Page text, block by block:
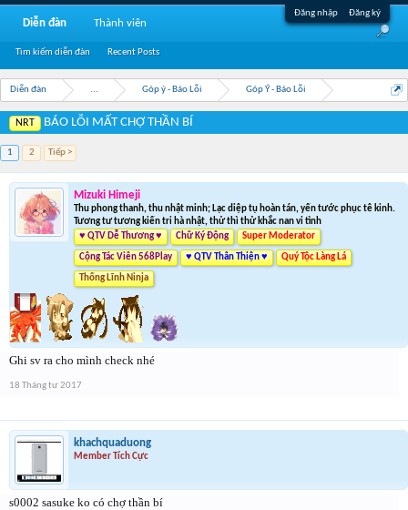
Đăng nhập Đăng ký
Diễn đàn ... Góp ý - Báo Lỗi Góp Ý - Báo Lỗi
NRT BÁO LỖI MẤT CHỢ THẦN BÍ
1 2 Tiếp >
Mizuki Himeji
Thu phong thanh, thu nhật minh; Lạc diệp tụ hoàn tán, yến tước phục tê kinh.
Tương tư tương kiến tri hà nhật, thử thì thử khắc nan vi tình
♥ QTV Dễ Thương ♥
Chữ Ký Động Super Moderator
Cộng Tác Viên 568Play ♥ QTV Thân Thiện ♥ Quý Tộc Làng Lá
Thống Lĩnh Ninja
Ghi sv ra cho mình check nhé
18 Tháng tư 2017
khachquaduong
Member Tích Cực
s0002 sasuke ko có chợ thần bí
Diễn đàn
Tìm kiếm diễn đàn Recent Posts
Thành viên